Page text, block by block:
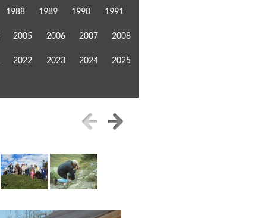
1988 1989 1990 1991
2005 2006 2007 2008
2022 2023 2024 2025